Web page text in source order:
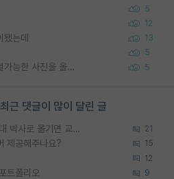
5
12
는데 13
5
정보보안 연구하는 입장에선 식별가능한 사진을 올리는건 비추이긴함 5
근 댓글이 많이 달린 글
SSH 박사과정을 그만두고 지방대 박사로 옮기면 교수의 꿈은 끝일까요? 21
제공해주나요? 15
12
트폴리오 9